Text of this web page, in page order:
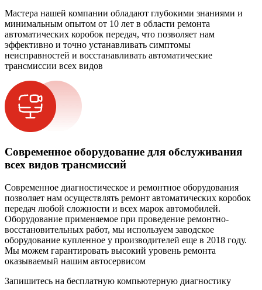
Мастера нашей компании обладают глубокими знаниями и
минимальным опытом от 10 лет в области ремонта
автоматических коробок передач, что позволяет нам
эффективно и точно устанавливать симптомы
неисправностей и восстанавливать автоматические
трансмиссии всех видов
Современное оборудование для обслуживания
всех видов трансмиссий
Современное диагностическое и ремонтное оборудования
позволяет нам осуществлять ремонт автоматических коробок
передач любой сложности и всех марок автомобилей.
Оборудование применяемое при проведение ремонтно-
восстановительных работ, мы используем заводское
оборудование купленное у производителей еще в 2018 году.
Мы можем гарантировать высокий уровень ремонта
оказываемый нашим автосервисом
Запишитесь на бесплатную компьютерную диагностику